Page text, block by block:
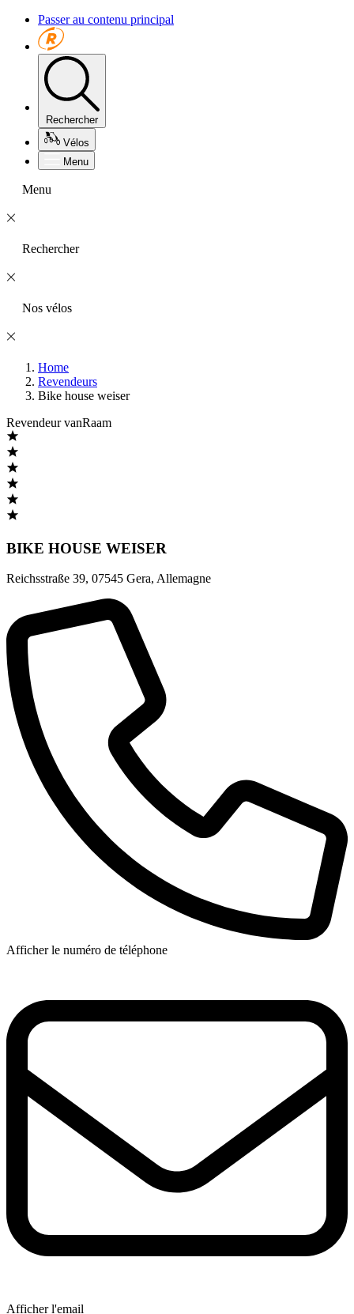
Passer au contenu principal
Rechercher
Vélos
Menu
Menu
Rechercher
Nos vélos
Home
Revendeurs
Bike house weiser
Revendeur vanRaam
BIKE HOUSE WEISER
Reichsstraße 39, 07545 Gera, Allemagne
Afficher le numéro de téléphone
Afficher l'email